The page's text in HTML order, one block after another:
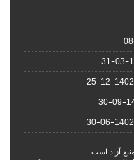
1402-12-25
1402-06-30
آزاد است.